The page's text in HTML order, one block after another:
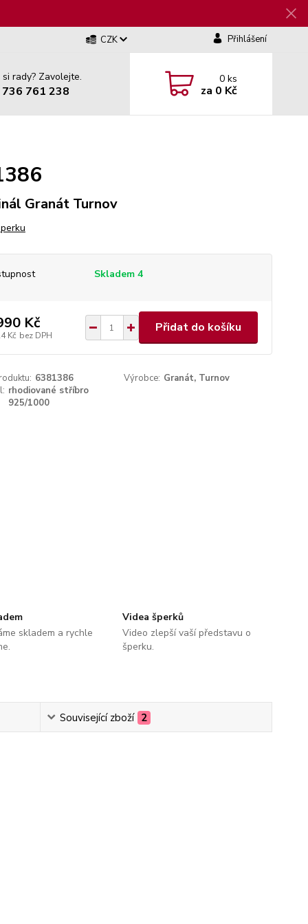
CZK Přihlášení
rady? Zavolejte.
761 238
0ks
za 0 Kč
Granát Turnov
Skladem 4
Kč
Kč bez DPH
Přidat do košíku
6381386 Výrobce: Granát, Turnov
rhodiované stříbro
925/1000
skladem a rychle
Videa šperků
Video zlepší vaší představu o
šperku.
Související zboží 2